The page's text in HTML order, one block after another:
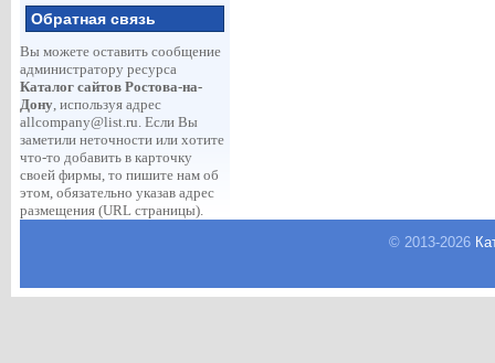
Обратная связь
Вы можете оставить сообщение
администратору ресурса
Каталог сайтов Ростова-на-
Дону, используя адрес
allcompany@list.ru. Если Вы
заметили неточности или хотите
что-то добавить в карточку
своей фирмы, то пишите нам об
этом, обязательно указав адрес
размещения (URL страницы).
© 2013-2026